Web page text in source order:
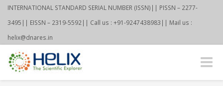
INTERNATIONAL STANDARD SERIAL NUMBER (ISSN)|| PISSN – 2277-
3495|| EISSN – 2319-5592|| Call us : +91-9247438983|| Mail us :
helix@dnares.in
Toggle